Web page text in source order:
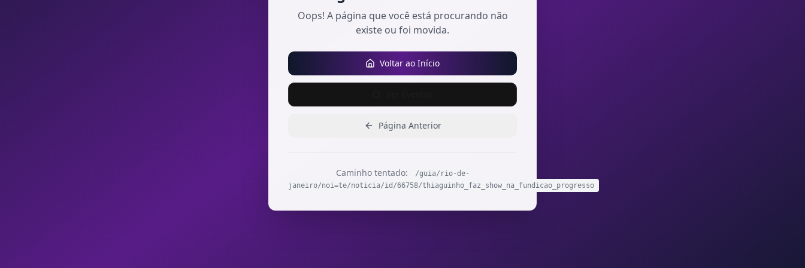
Oops! A página que você está procurando não
existe ou foi movida.
Voltar ao Início
Página Anterior
Caminho tentado:
/guia/rio-de-
janeiro/noi=te/noticia/id/66758/thiaguinho_faz_show_na_fundicao_progresso